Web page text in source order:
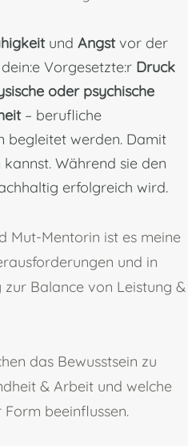
undAngstvor der
Vorgesetzte:r Druck
oder psychische
– berufliche
begleitet werden. Damit
Während sie den
erfolgreich wird.
Mut-Mentorin ist es meine
und in
zur Balance von Leistung &
das Bewusstsein zu
& Arbeit und welche
beeinflussen.